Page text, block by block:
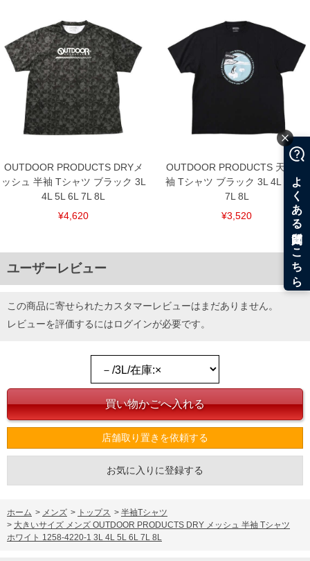
4L/140/80/140/60/25
5L/150/82/150/62/26
6L/160/84/160/64/27
7L/170/86/170/66/28
8L/180/88/180/68/29
単位はcm
※【返品交換について】
返品交換希望の方は、商品到着後1週間以内にご連絡ください。
下着(肌着)やワイシャツは商品の性質上、返品交換不可とさせて頂いております。予め
※【ボトムの裾上げをご希望の場合】
裾上げ料金は500円+税となります。
備考欄に股下●cmとご記入下さい。（裾上げ無料対象商品は1本につき税込6,000円以
上の品が対象。1本5,999円以下の商品は有料（500円+税）となります。）
出荷まで約1週間～20日間程お時間を頂く場合がございます。
尚、裾上げした商品は返品・交換不可となりますので、予めご了承下さい。
一部、お直しに対応出来ない商品がございます。(例：裾にファスナーや調節ひもが付
※商品によって若干のサイズの誤差がございます。また、お客様がご使用の環境（コ
ンピュータ画面）によって、商品の色味が若干異なる場合がございます。予めご了承
ください。
舗からのお取り寄せ等により、お客様にご迷惑をお掛けしてしまう場合がございま
す。そのようなことがない様最大限に努めておりますが、もしあった場合速やかにご
連絡させて頂きますので予めご了承ください。
OUTDOOR PRODUCTS DRYメ
ッシュ 半袖 Tシャツ ブラック 3L
4L 5L 6L 7L 8L
¥4,620
OUTDOOR PRODUCTS 天竺 半
袖 Tシャツ ブラック 3L 4L 5L 6L
7L 8L
¥3,520
ユーザーレビュー
この商品に寄せられたカスタマーレビューはまだありません。
レビューを評価するにはログインが必要です。
店舗取り置きを依頼する
お気に入りに登録する
ホーム > メンズ > トップス > 半袖Tシャツ
> 大きいサイズ メンズ OUTDOOR PRODUCTS DRY メッシュ 半袖 Tシャツ
ホワイト 1258-4220-1 3L 4L 5L 6L 7L 8L